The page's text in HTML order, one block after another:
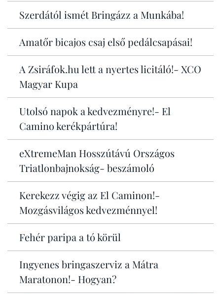
Szerdától ismét Bringázz a Munkába!
Amatőr bicajos csaj első pedálcsapásai!
A Zsiráfok.hu lett a nyertes licitáló!- XCO
Magyar Kupa
Utolsó napok a kedvezményre!- El
Camino kerékpártúra!
eXtremeMan Hosszútávú Országos
Triatlonbajnokság- beszámoló
Kerekezz végig az El Caminon!-
Mozgásvilágos kedvezménnyel!
Fehér paripa a tó körül
Ingyenes bringaszerviz a Mátra
Maratonon!- Hogyan?